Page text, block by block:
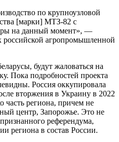
по крупноузловой
[марки] МТЗ-82 с
на данный момент», —
российской агропромышленной
будут жаловаться на
Пока подробностей проекта
Россия оккупировала
вторжения в Украину в 2022
часть региона, причем не
центр, Запорожье. Это не
референдума,
региона в состав России.